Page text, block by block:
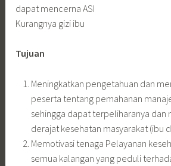
dapat mencerna ASI
Kurangnya gizi ibu
Tujuan
Meningkatkan pengetahuan dan
peserta tentang pemahanan
sehingga dapat terpeliharanya dan
derajat kesehatan masyarakat (ibu
Memotivasi tenaga Pelayanan
semua kalangan yang peduli